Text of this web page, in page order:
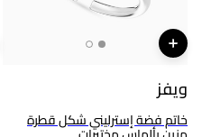
ويفز
خاتم فضة إسترليني شكل قطرة